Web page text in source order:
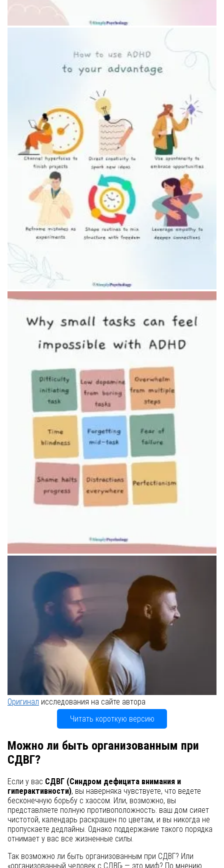
Оригинал исследования на сайте автора
Читать короткую версию
Можно ли быть организованным при
СДВГ?
Если у вас СДВГ (Синдром дефицита внимания и
гиперактивности), вы наверняка чувствуете, что ведете
бесконечную борьбу с хаосом. Или, возможно, вы
представляете полную противоположность: ваш дом сияет
чистотой, календарь раскрашен по цветам, и вы никогда не
пропускаете дедлайны. Однако поддержание такого порядка
отнимает у вас все жизненные силы.
Так возможно ли быть организованным при СДВГ? Или
«организованный человек с СДВГ» — это миф? По мнению